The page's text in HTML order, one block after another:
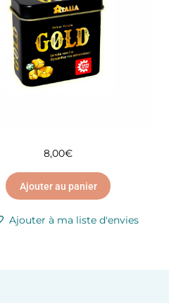
8,00€
Ajouter au panier
Ajouter à ma liste d'envies